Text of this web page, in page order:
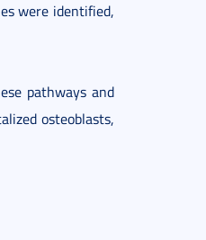
were identified,
pathways and
osteoblasts,